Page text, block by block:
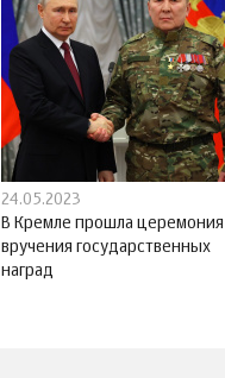
24.05.2023
В Кремле прошла церемония
вручения государственных
наград